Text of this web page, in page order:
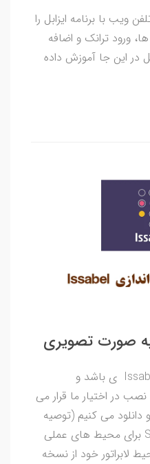
ویب با برنامه ایزابل را
ورود ترانک و اضافه
در این جا آموزش داده
صورت تصویری
در این آموزش از نسخه Issabel 4.0 ی باشد و
13 یا 16 را برای نصب در اختیار ما قرار می
دانلود می کنیم (توصیه
می گردد از نسخه های Stable برای محیط های عملی
لابراتور خود از نسخه